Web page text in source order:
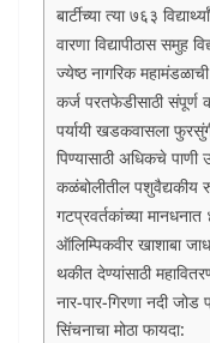
बार्टीच्या त्या ७६३
वारणा विद्यापीठास समुह
ज्येष्ठ नागरिक
कर्ज परतफेडीसाठी संपूर्ण
पर्यायी खडकवासला
पिण्यासाठी अधिकचे पाणी
कळंबोलीतील पशुवैद्यकीय
गटप्रवर्तकांच्या मानधनात
ऑलिम्पिकवीर खाशाबा
थकीत देण्यांसाठी
नार-पार-गिरणा नदी जोड
सिंचनाचा मोठा फायदा: